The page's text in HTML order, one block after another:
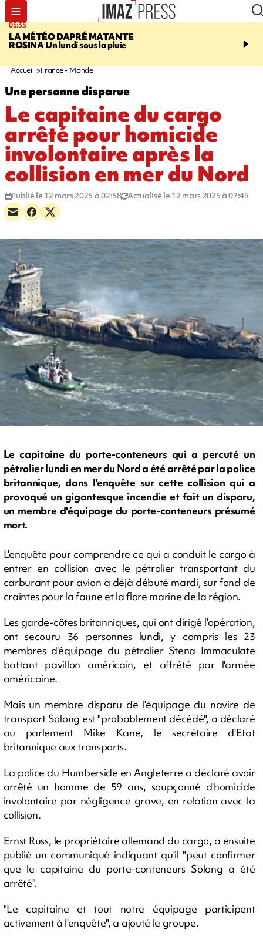
05:35
LA MÉTÉO DAPRÉ MATANTE
ROSINAUn lundi sous la pluie
07:47
ses deux enfants
Accueil France - Monde
Une personne disparue
Le capitaine du cargo
arrêté pour homicide
involontaire après la
collision en mer du Nord
Publié le 12 mars 2025 à 02:58 Actualisé le 12 mars 2025 à 07:49
Le capitaine du porte-conteneurs qui a percuté un
pétrolier lundi en mer du Nord a été arrêté par la police
britannique, dans l'enquête sur cette collision qui a
provoqué un gigantesque incendie et fait un disparu,
un membre d'équipage du porte-conteneurs présumé
mort.
L'enquête pour comprendre ce qui a conduit le cargo à
entrer en collision avec le pétrolier transportant du
carburant pour avion a déjà débuté mardi, sur fond de
craintes pour la faune et la flore marine de la région.
Les garde-côtes britanniques, qui ont dirigé l'opération,
ont secouru 36 personnes lundi, y compris les 23
membres d'équipage du pétrolier Stena Immaculate
battant pavillon américain, et affrété par l'armée
américaine.
Mais un membre disparu de l'équipage du navire de
transport Solong est "probablement décédé", a déclaré
au parlement Mike Kane, le secrétaire d'Etat
britannique aux transports.
La police du Humberside en Angleterre a déclaré avoir
arrêté un homme de 59 ans, soupçonné d'homicide
involontaire par négligence grave, en relation avec la
collision.
Ernst Russ, le propriétaire allemand du cargo, a ensuite
publié un communiqué indiquant qu'il "peut confirmer
que le capitaine du porte-conteneurs Solong a été
arrêté".
"Le capitaine et tout notre équipage participent
activement à l'enquête", a ajouté le groupe.